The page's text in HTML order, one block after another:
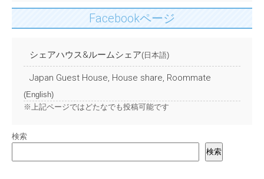
Facebookページ
シェアハウス&ルームシェア(日本語)
Japan Guest House, House share, Roommate
(English)
※上記ページではどたなでも投稿可能です
検索
検索